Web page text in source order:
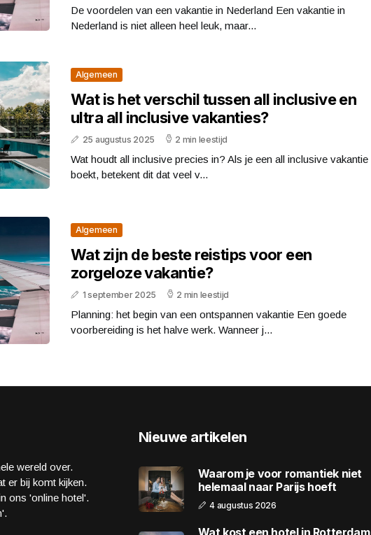
De voordelen van een vakantie in Nederland Een vakantie in
Nederland is niet alleen heel leuk, maar...
Algemeen
Wat is het verschil tussen all inclusive en
ultra all inclusive vakanties?
25 augustus 2025 2 min leestijd
Wat houdt all inclusive precies in? Als je een all inclusive vakantie
boekt, betekent dit dat veel v...
Algemeen
Wat zijn de beste reistips voor een
zorgeloze vakantie?
1 september 2025 2 min leestijd
Planning: het begin van een ontspannen vakantie Een goede
voorbereiding is het halve werk. Wanneer j...
wereld over.
er bij komt kijken.
ons 'online hotel'.
Nieuwe artikelen
Waarom je voor romantiek niet
helemaal naar Parijs hoeft
4 augustus 2026
Wat kost een hotel in Rotterdam